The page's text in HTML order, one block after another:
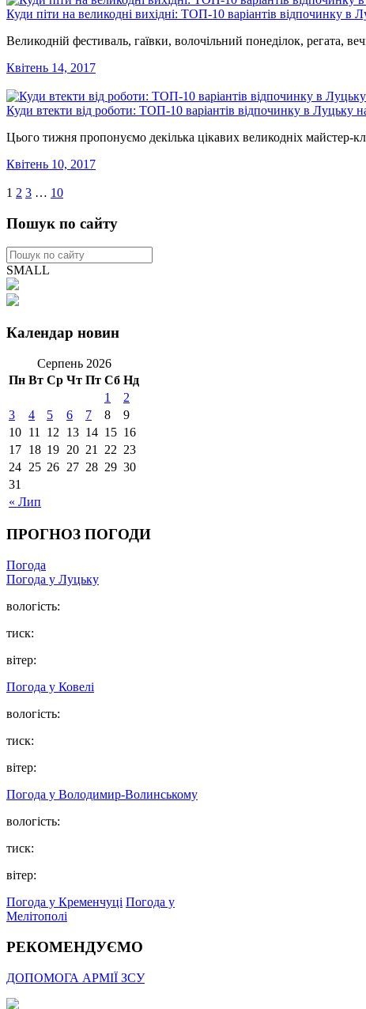
Куди піти на великодні вихідні: ТОП-10 варіантів відпочинку в
Великодній фестиваль, гаївки, волочільний понеділок, регата,
Квітень 14, 2017
Куди втекти від роботи: ТОП-10 варіантів відпочинку в Луцьку
Цього тижня пропонуємо декілька цікавих великодніх майстер-
Квітень 10, 2017
1 2 3 … 10
Пошук по сайту
SMALL
Календар новин
Серпень 2026
Пн Вт Ср Чт Пт Сб Нд
« Лип
1
2
3
4 5 6 7 8
9
10 11 12 13 14 15 16
17 18 19 20 21 22 23
24 25 26 27 28 29 30
31
ПРОГНОЗ ПОГОДИ
Погода
Погода у Луцьку
вологість:
тиск:
вітер:
Погода у Ковелі
вологість:
тиск:
вітер:
Погода у Володимир-Волинському
вологість:
тиск:
вітер:
Погода у Кременчуці Погода у
Мелітополі
РЕКОМЕНДУЄМО
ДОПОМОГА АРМІЇ ЗСУ